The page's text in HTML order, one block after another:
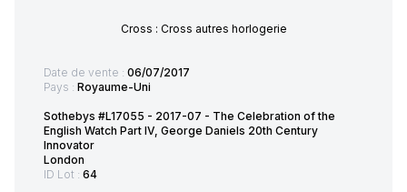
Cross : Cross autres horlogerie
Date de vente : 06/07/2017
Pays : Royaume-Uni
Sothebys #L17055 - 2017-07 - The Celebration of the
English Watch Part IV, George Daniels 20th Century
Innovator
London
ID Lot : 64